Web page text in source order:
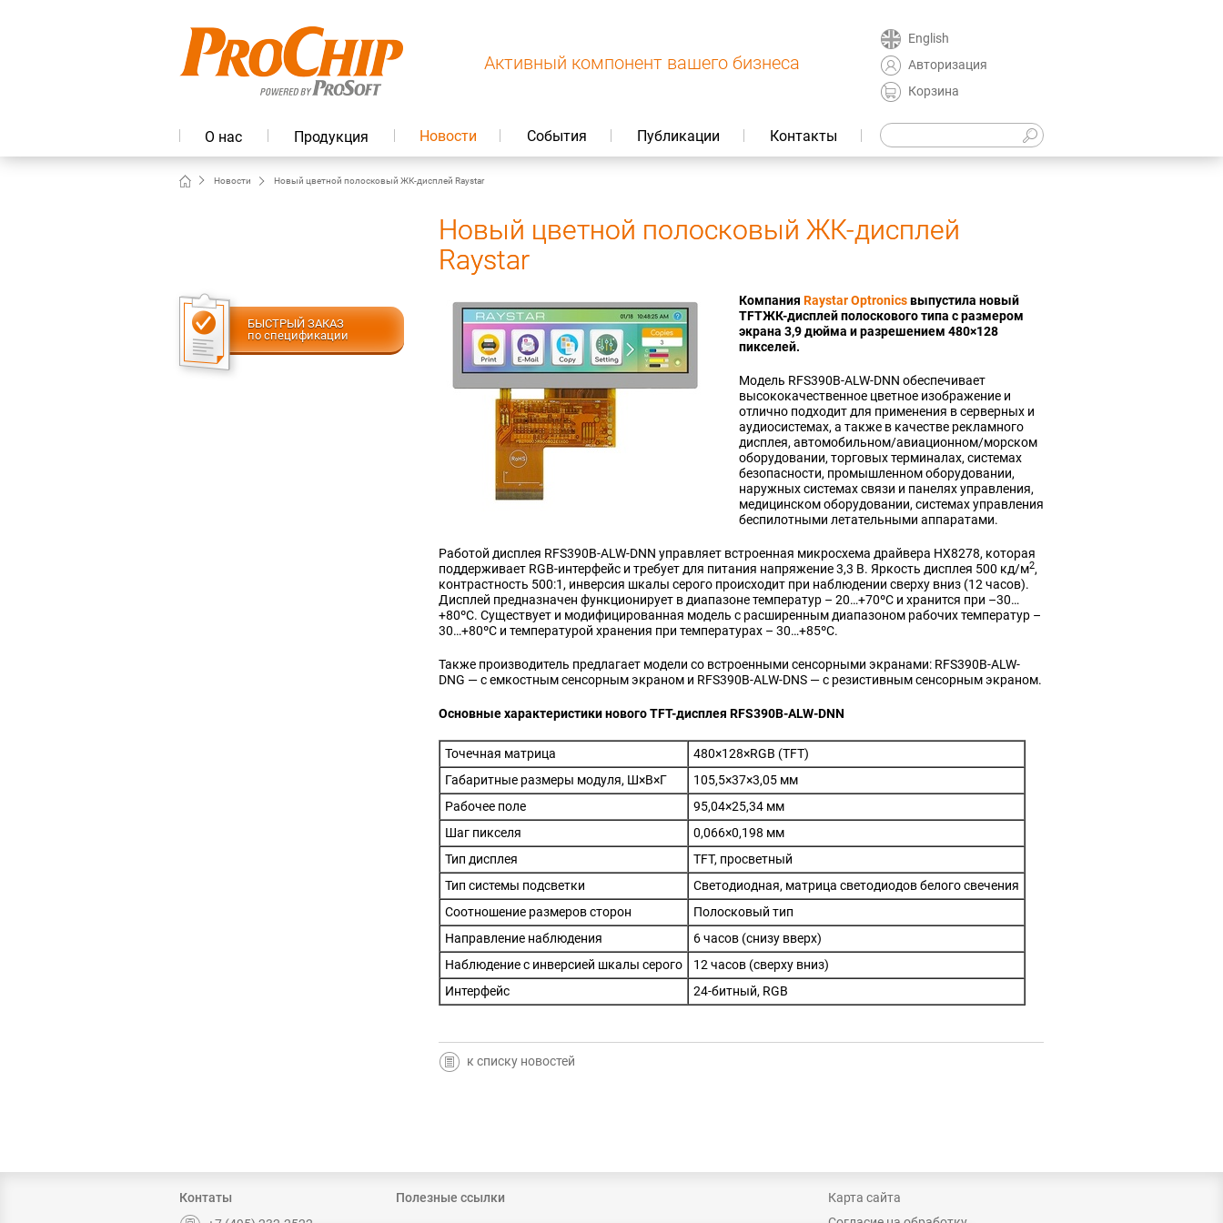
Активный компонент вашего бизнеса
English
Авторизация
Корзина
О нас Продукция Новости События Публикации Контакты
Новости Новый цветной полосковый ЖК-дисплей Raystar
БЫСТРЫЙ ЗАКАЗ
по спецификации
Новый цветной полосковый ЖК-дисплей
Raystar
Компания Raystar Optronicsвыпустила новый
TFTЖК-дисплей полоскового типа с размером
экрана 3,9 дюйма и разрешением 480×128
пикселей.
Модель RFS390B-ALW-DNN обеспечивает
высококачественное цветное изображение и
отлично подходит для применения в серверных и
аудиосистемах, а также в качестве рекламного
дисплея, автомобильном/авиационном/морском
оборудовании, торговых терминалах, системах
безопасности, промышленном оборудовании,
наружных системах связи и панелях управления,
медицинском оборудовании, системах управления
беспилотными летательными аппаратами.
Работой дисплея RFS390B-ALW-DNN управляет встроенная микросхема драйвера HX8278, которая
поддерживает RGB-интерфейс и требует для питания напряжение 3,3 В. Яркость дисплея 500 кд/м2,
контрастность 500:1, инверсия шкалы серого происходит при наблюдении сверху вниз (12 часов).
Дисплей предназначен функционирует в диапазоне температур – 20…+70ºC и хранится при –30…
+80ºC. Существует и модифицированная модель с расширенным диапазоном рабочих температур –
30…+80ºC и температурой хранения при температурах – 30…+85ºC.
Также производитель предлагает модели со встроенными сенсорными экранами: RFS390B-ALW-
DNG — с емкостным сенсорным экраном и RFS390B-ALW-DNS — с резистивным сенсорным экраном.
Основные характеристики нового TFT-дисплея RFS390B-ALW-DNN
Точечная матрица
480×128×RGB (TFT)
Габаритные размеры модуля, Ш×В×Г
105,5×37×3,05 мм
Рабочее поле
95,04×25,34 мм
Шаг пикселя
0,066×0,198 мм
Тип дисплея
TFT, просветный
Тип системы подсветки
Светодиодная, матрица светодиодов белого свечения
Соотношение размеров сторон
Полосковый тип
Направление наблюдения
6 часов (снизу вверх)
Наблюдение с инверсией шкалы серого
12 часов (сверху вниз)
Интерфейс
24-битный, RGB
к списку новостей
Контаты
Полезные ссылки
Карта сайта